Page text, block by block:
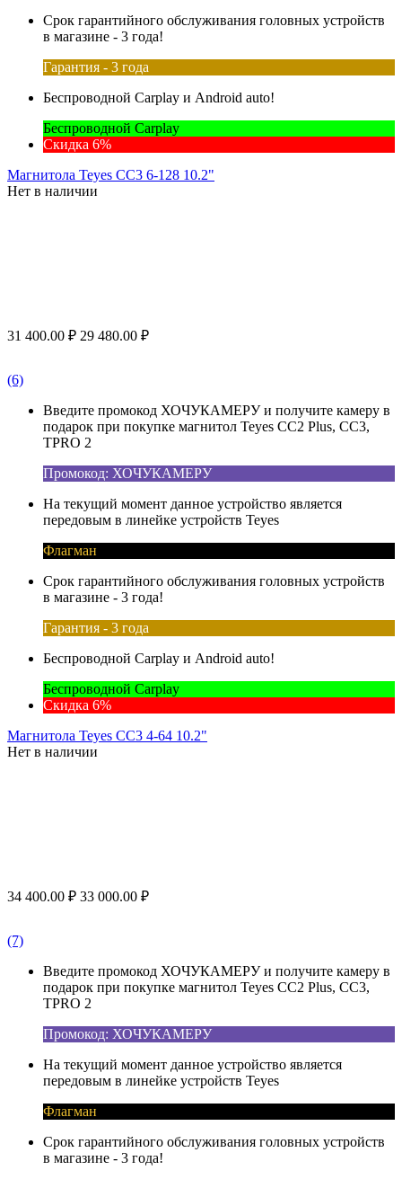
Срок гарантийного обслуживания головных устройств
в магазине - 3 года!
Гарантия - 3 года
Беспроводной Carplay и Android auto!
Беспроводной Carplay
Скидка 6%
Магнитола Teyes CC3 6-128 10.2"
Нет в наличии
31 400.00 ₽ 29 480.00 ₽
(6)
Введите промокод ХОЧУКАМЕРУ и получите камеру в
подарок при покупке магнитол Teyes CC2 Plus, CC3,
TPRO 2
Промокод: ХОЧУКАМЕРУ
На текущий момент данное устройство является
передовым в линейке устройств Teyes
Флагман
Срок гарантийного обслуживания головных устройств
в магазине - 3 года!
Гарантия - 3 года
Беспроводной Carplay и Android auto!
Беспроводной Carplay
Скидка 6%
Магнитола Teyes CC3 4-64 10.2"
Нет в наличии
34 400.00 ₽ 33 000.00 ₽
(7)
Введите промокод ХОЧУКАМЕРУ и получите камеру в
подарок при покупке магнитол Teyes CC2 Plus, CC3,
TPRO 2
Промокод: ХОЧУКАМЕРУ
На текущий момент данное устройство является
передовым в линейке устройств Teyes
Флагман
Срок гарантийного обслуживания головных устройств
в магазине - 3 года!